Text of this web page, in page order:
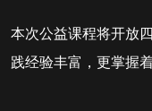
本次公益课程将开放
践经验丰富，更掌握